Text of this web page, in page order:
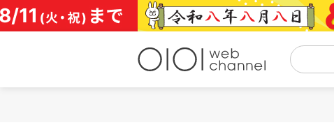
コ
ン
テ